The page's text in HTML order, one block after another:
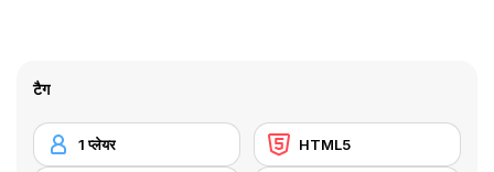
टैग
1 प्लेयर HTML5